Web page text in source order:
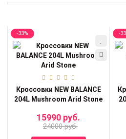
-33%
Кроссовки NEW BALANCE
204L Mushroom Arid Stone
15990 руб.
24000 руб.
-